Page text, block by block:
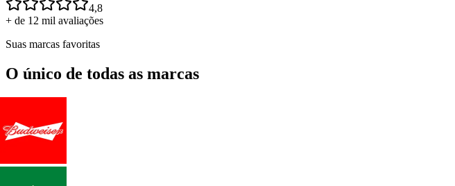
4,8
+ de 12 mil avaliações
Suas marcas favoritas
O único de todas as marcas